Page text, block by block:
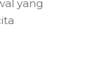
yang